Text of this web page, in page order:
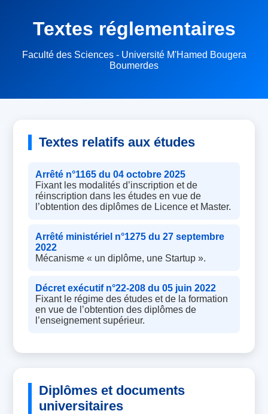
Textes réglementaires
Faculté des Sciences - Université M'Hamed Bougera
Boumerdes
Textes relatifs aux études
Arrêté n°1165 du 04 octobre 2025
Fixant les modalités d’inscription et de
réinscription dans les études en vue de
l’obtention des diplômes de Licence et Master.
Arrêté ministériel n°1275 du 27 septembre
2022
Mécanisme « un diplôme, une Startup ».
Décret exécutif n°22-208 du 05 juin 2022
Fixant le régime des études et de la formation
en vue de l’obtention des diplômes de
l’enseignement supérieur.
Diplômes et documents
universitaires